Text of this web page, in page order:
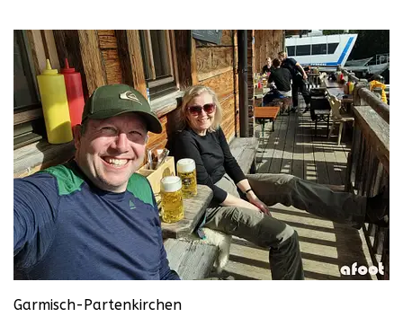
Garmisch-Partenkirchen